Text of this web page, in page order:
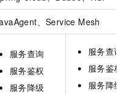
、Service Mesh
服务查询
服务鉴权
服务降级
服务查询
服务鉴权
服务降级